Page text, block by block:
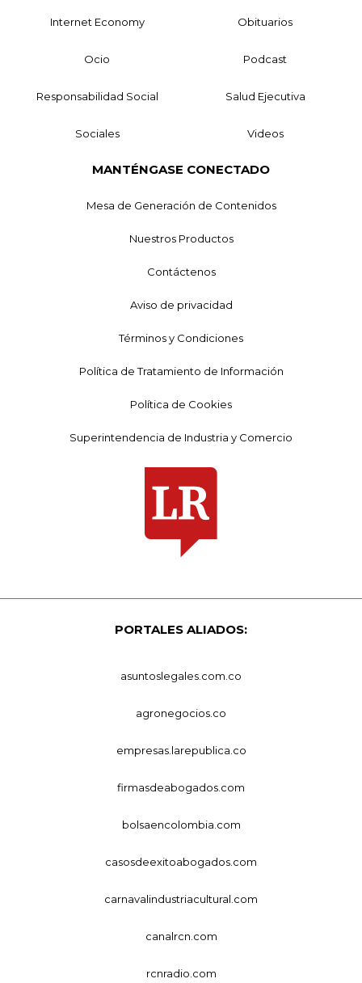
Internet Economy Obituarios
Ocio Podcast
Responsabilidad Social Salud Ejecutiva
Sociales Videos
MANTÉNGASE CONECTADO
Mesa de Generación de Contenidos
Nuestros Productos
Contáctenos
Aviso de privacidad
Términos y Condiciones
Política de Tratamiento de Información
Política de Cookies
Superintendencia de Industria y Comercio
PORTALES ALIADOS:
asuntoslegales.com.co
agronegocios.co
empresas.larepublica.co
firmasdeabogados.com
bolsaencolombia.com
casosdeexitoabogados.com
carnavalindustriacultural.com
canalrcn.com
rcnradio.com